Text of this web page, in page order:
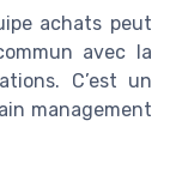
achats peut
avec la
C’est un
management